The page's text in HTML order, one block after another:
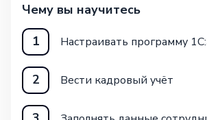
Чему вы научитесь
1
Настраивать программу
2 Вести кадровый учёт